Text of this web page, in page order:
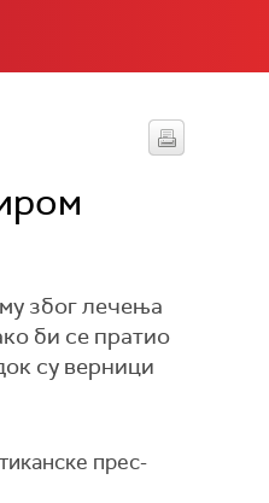
због лечења
би се пратио
су верници
прес-